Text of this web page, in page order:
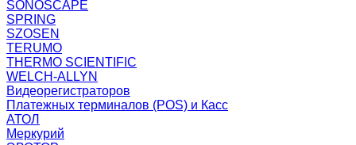
SONOSCAPE
SPRING
SZOSEN
TERUMO
THERMO SCIENTIFIC
WELCH-ALLYN
Видеорегистраторов
Платежных терминалов (POS) и Касс
АТОЛ
Меркурий